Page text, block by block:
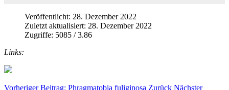
Veröffentlicht: 28. Dezember 2022
Zuletzt aktualisiert: 28. Dezember 2022
Zugriffe: 5085 / 3.86
Links:
Vorheriger Beitrag: Phragmatobia fuliginosa Zurück Nächster